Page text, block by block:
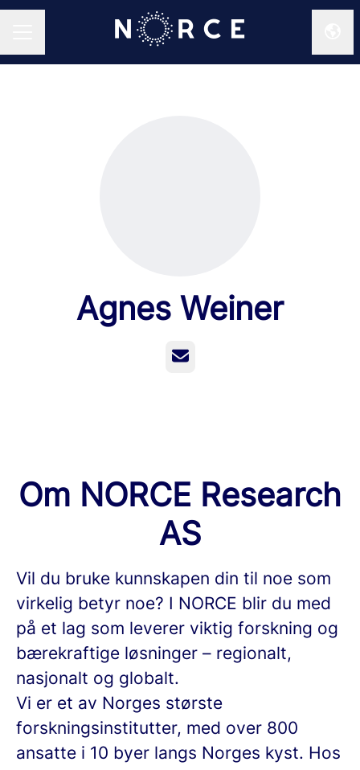
Agnes Weiner
E-post
Om NORCE Research
AS
Vil du bruke kunnskapen din til noe som
virkelig betyr noe? I NORCE blir du med
på et lag som leverer viktig forskning og
bærekraftige løsninger – regionalt,
nasjonalt og globalt.
Vi er et av Norges største
forskningsinstitutter, med over 800
ansatte i 10 byer langs Norges kyst. Hos